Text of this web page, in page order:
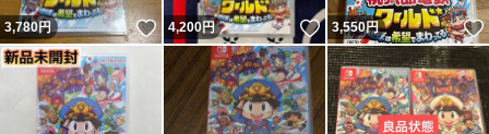
3,780円 いいね！
4,200円 いいね！
3,550円